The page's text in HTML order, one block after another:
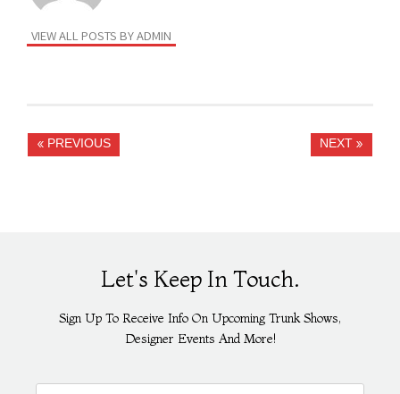
VIEW ALL POSTS BY ADMIN
« PREVIOUS NEXT »
Let's Keep In Touch.
Sign Up To Receive Info On Upcoming Trunk Shows,
Designer Events And More!